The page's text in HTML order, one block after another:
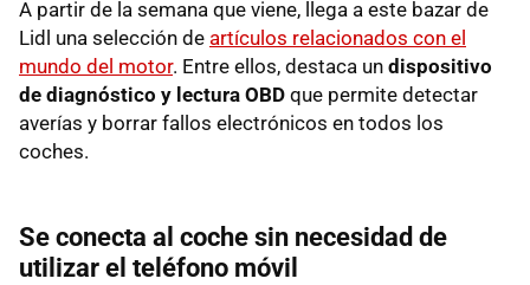
A partir de la semana que viene, llega a este bazar de
Lidl una selección de artículos relacionados con el
mundo del motor. Entre ellos, destaca un dispositivo
de diagnóstico y lectura OBD que permite detectar
averías y borrar fallos electrónicos en todos los
coches.
Se conecta al coche sin necesidad de
utilizar el teléfono móvil